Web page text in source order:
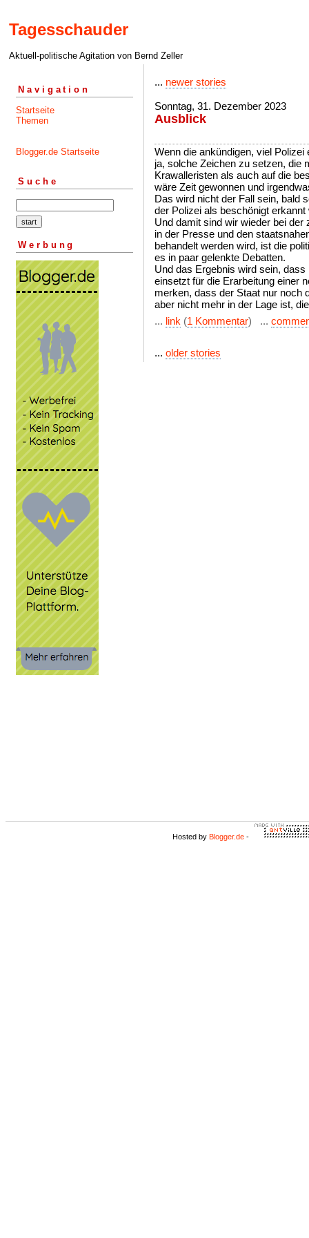
Tagesschauder
Aktuell-politische Agitation von Bernd Zeller
Navigation
Startseite
Themen
Blogger.de Startseite
Suche
Werbung
... newer stories
Sonntag, 31. Dezember 2023
Ausblick
Wenn die ankündigen, viel
ja, solche Zeichen zu setzen, die
Krawalleristen als auch auf die
wäre Zeit gewonnen und
Das wird nicht der Fall sein, bald
der Polizei als beschönigt erkannt
Und damit sind wir wieder bei
in der Presse und den
behandelt werden wird, ist die
es in paar gelenkte Debatten.
Und das Ergebnis wird sein,
einsetzt für die Erarbeitung einer
merken, dass der Staat nur noch
aber nicht mehr in der Lage ist,
... link (1 Kommentar) ...
... older stories
Hosted by Blogger.de -